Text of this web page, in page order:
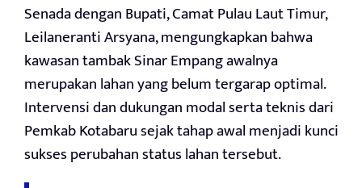
Senada dengan Bupati, Camat Pulau Laut Timur,
Leilaneranti Arsyana, mengungkapkan bahwa
kawasan tambak Sinar Empang awalnya
merupakan lahan yang belum tergarap optimal.
Intervensi dan dukungan modal serta teknis dari
Pemkab Kotabaru sejak tahap awal menjadi kunci
sukses perubahan status lahan tersebut.